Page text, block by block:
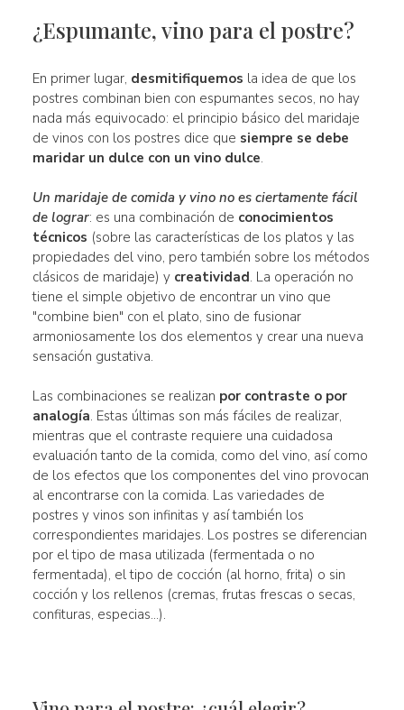
¿Espumante, vino para el postre?
En primer lugar, desmitifiquemos la idea de que los
postres combinan bien con espumantes secos, no hay
nada más equivocado: el principio básico del maridaje
de vinos con los postres dice que siempre se debe
maridar un dulce con un vino dulce.
Un maridaje de comida y vino no es ciertamente fácil
de lograr: es una combinación de conocimientos
técnicos (sobre las características de los platos y las
propiedades del vino, pero también sobre los métodos
clásicos de maridaje) y creatividad. La operación no
tiene el simple objetivo de encontrar un vino que
"combine bien" con el plato, sino de fusionar
armoniosamente los dos elementos y crear una nueva
sensación gustativa.
Las combinaciones se realizan por contraste o por
analogía. Estas últimas son más fáciles de realizar,
mientras que el contraste requiere una cuidadosa
evaluación tanto de la comida, como del vino, así como
de los efectos que los componentes del vino provocan
al encontrarse con la comida. Las variedades de
postres y vinos son infinitas y así también los
correspondientes maridajes. Los postres se diferencian
por el tipo de masa utilizada (fermentada o no
fermentada), el tipo de cocción (al horno, frita) o sin
cocción y los rellenos (cremas, frutas frescas o secas,
confituras, especias...).